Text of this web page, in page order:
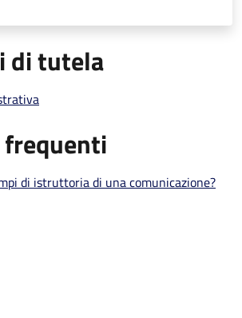
di tutela
frequenti
di istruttoria di una comunicazione?